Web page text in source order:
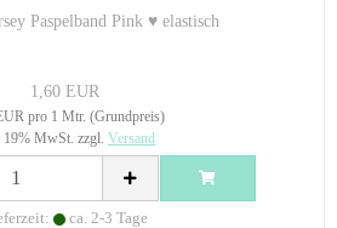
Paspelband Pink ♥ elastisch
1,60 EUR
pro 1 Mtr. (Grundpreis)
MwSt. zzgl. Versand
ca. 2-3 Tage